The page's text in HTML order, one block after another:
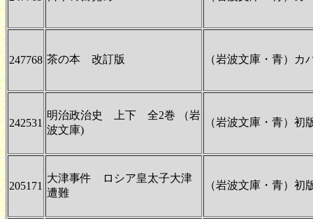
247768 茶の本 改訂版 （岩波文庫・青）カ
242531
明治政治史 上下 全2巻 （岩
波文庫)
（岩波文庫・青）初
205171
大津事件 ロシア皇太子大津
遭難
（岩波文庫・青）初